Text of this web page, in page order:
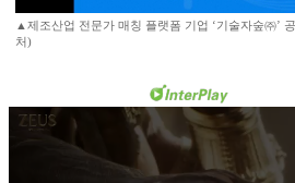
▲제조산업 전문가 매칭 플랫폼 기업 ‘기술자숲㈜’
처)